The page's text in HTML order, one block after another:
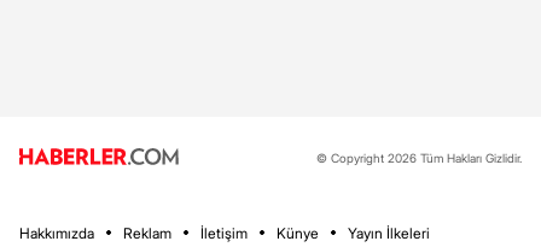
© Copyright 2026 Tüm Hakları Gizlidir.
Hakkımızda Reklam İletişim Künye Yayın İlkeleri